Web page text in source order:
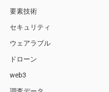
要素技術
セキュリティ
ウェアラブル
ドローン
web3